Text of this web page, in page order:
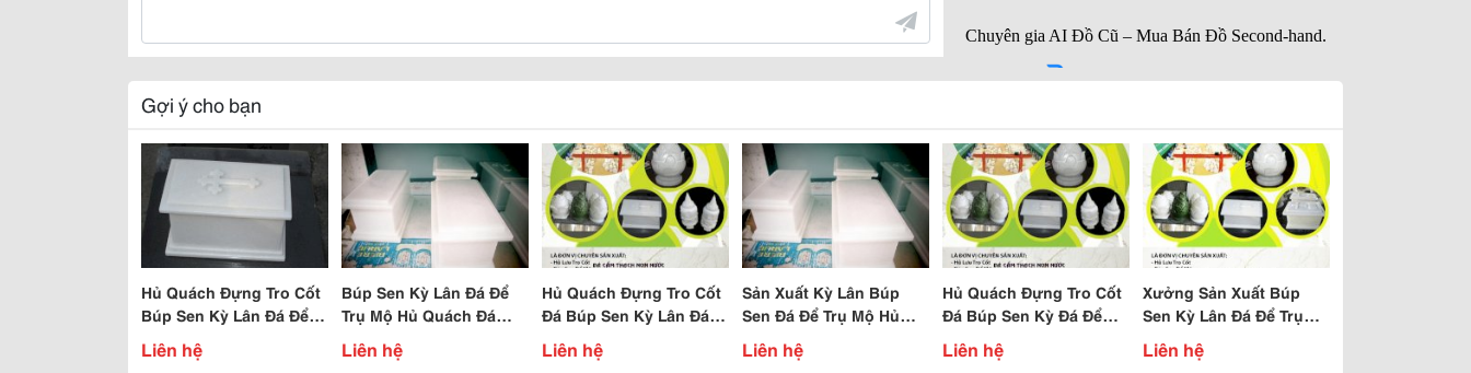
Gợi ý cho bạn
Hủ Quách Đựng Tro Cốt
Búp Sen Kỳ Lân Đá Để
Trụ Mộ Giá Rẽ Hcm
Liên hệ
Búp Sen Kỳ Lân Đá Để
Trụ Mộ Hủ Quách Đá
Đựng Tro Cốt Giá Rẽ
Hcm
Liên hệ
Hủ Quách Đựng Tro Cốt
Đá Búp Sen Kỳ Lân Đá
Để Trụ Mộ Giá Rẽ
Liên hệ
Sản Xuất Kỳ Lân Búp
Sen Đá Để Trụ Mộ Hủ
Quách Đựng Tro Cốt Đá
Giá Rẽ Hcm
Liên hệ
Hủ Quách Đựng Tro Cốt
Đá Búp Sen Kỳ Đá Để
Trụ Mộ Đá Giá Rẽ
Liên hệ
Xưởng Sản Xuất Búp
Sen Kỳ Lân Đá Để Trụ
Mộ Hủ Quách Đá Đựng
Tro Cốt Giá Rẽ Hcm
Liên hệ